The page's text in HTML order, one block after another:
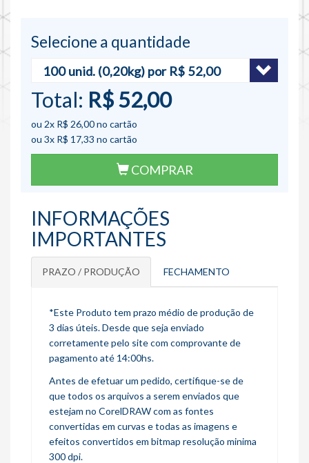
Selecione a quantidade
Total: R$ 52,00
ou 2x R$ 26,00no cartão
ou 3x R$ 17,33 no cartão
COMPRAR
INFORMAÇÕES
IMPORTANTES
PRAZO / PRODUÇÃO FECHAMENTO
*Este Produto tem prazo médio de produção de
3 dias úteis. Desde que seja enviado
corretamente pelo site com comprovante de
pagamento até 14:00hs.
Antes de efetuar um pedido, certifique-se de
que todos os arquivos a serem enviados que
estejam no CorelDRAW com as fontes
convertidas em curvas e todas as imagens e
efeitos convertidos em bitmap resolução minima
300 dpi.